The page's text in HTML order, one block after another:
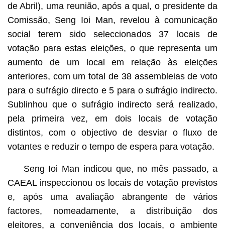
de Abril), uma reunião, após a qual, o presidente da
Comissão, Seng Ioi Man, revelou à comunicação
social terem sido seleccionados 37 locais de
votação para estas eleições, o que representa um
aumento de um local em relação às eleições
anteriores, com um total de 38 assembleias de voto
para o sufrágio directo e 5 para o sufrágio indirecto.
Sublinhou que o sufrágio indirecto será realizado,
pela primeira vez, em dois locais de votação
distintos, com o objectivo de desviar o fluxo de
votantes e reduzir o tempo de espera para votação.
Seng Ioi Man indicou que, no mês passado, a
CAEAL inspeccionou os locais de votação previstos
e, após uma avaliação abrangente de vários
factores, nomeadamente, a distribuição dos
eleitores, a conveniência dos locais, o ambiente